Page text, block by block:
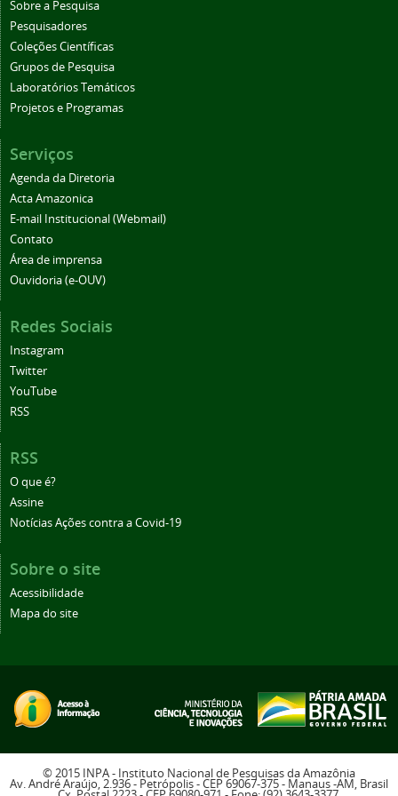
Sobre a Pesquisa
Pesquisadores
Coleções Científicas
Grupos de Pesquisa
Laboratórios Temáticos
Projetos e Programas
Serviços
Agenda da Diretoria
Acta Amazonica
E-mail Institucional (Webmail)
Contato
Área de imprensa
Ouvidoria (e-OUV)
Redes Sociais
Instagram
Twitter
YouTube
RSS
RSS
O que é?
Assine
Notícias Ações contra a Covid-19
Sobre o site
Acessibilidade
Mapa do site
© 2015 INPA - Instituto Nacional de Pesquisas da Amazônia
Av. André Araújo, 2.936 - Petrópolis - CEP 69067-375 - Manaus -AM, Brasil